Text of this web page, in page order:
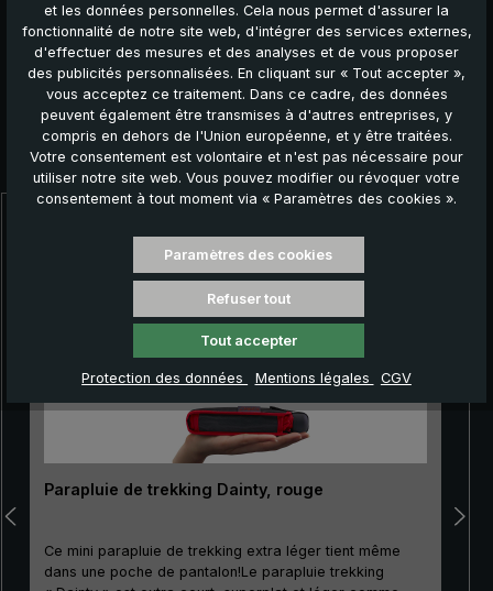
Autres produits que vous pourriez aimer :
Parapluie de trekking Dainty, rouge
Ce mini parapluie de trekking extra léger tient même
dans une poche de pantalon!Le parapluie trekking
et les données personnelles. Cela nous permet d'assurer la
fonctionnalité de notre site web, d'intégrer des services externes,
d'effectuer des mesures et des analyses et de vous proposer
des publicités personnalisées. En cliquant sur « Tout accepter »,
vous acceptez ce traitement. Dans ce cadre, des données
peuvent également être transmises à d'autres entreprises, y
compris en dehors de l'Union européenne, et y être traitées.
Votre consentement est volontaire et n'est pas nécessaire pour
utiliser notre site web. Vous pouvez modifier ou révoquer votre
consentement à tout moment via « Paramètres des cookies ».
Paramètres des cookies
Refuser tout
Tout accepter
Protection des données Mentions légales CGV